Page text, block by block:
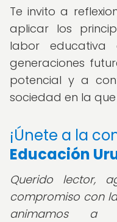
Te invito a
aplicar los
labor educativa
generaciones
potencial y a
sociedad en la que
¡Únete a la
Educación
Querido lector,
compromiso con
animamos a